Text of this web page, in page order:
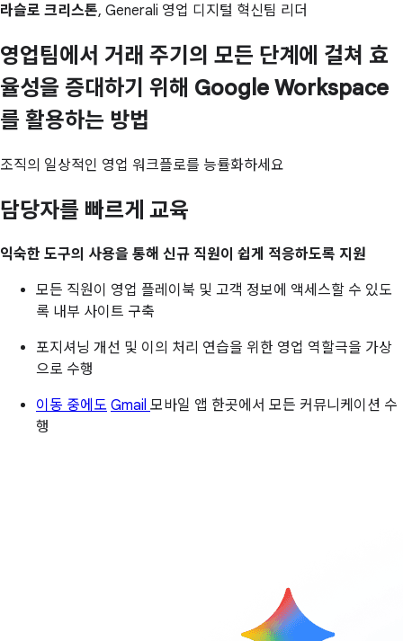
라슬로 크리스톤, Generali 영업 디지털 혁신팀 리더
영업팀에서 거래 주기의 모든 단계에 걸쳐 효
율성을 증대하기 위해 Google Workspace
를 활용하는 방법
조직의 일상적인 영업 워크플로를 능률화하세요
담당자를 빠르게 교육
익숙한 도구의 사용을 통해 신규 직원이 쉽게 적응하도록 지원
모든 직원이 영업 플레이북 및 고객 정보에 액세스할 수 있도
록 내부 사이트 구축
포지셔닝 개선 및 이의 처리 연습을 위한 영업 역할극을 가상
으로 수행
이동 중에도 Gmail 모바일 앱 한곳에서 모든 커뮤니케이션 수
행